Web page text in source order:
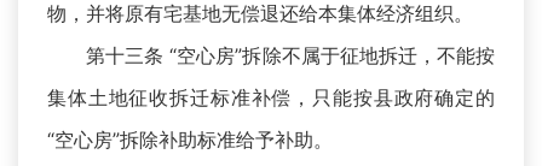
物，并将原有宅基地无偿退还给本集体经济组织。
第十三条 “空心房”拆除不属于征地拆迁，不能按
集体土地征收拆迁标准补偿，只能按县政府确定的
“空心房”拆除补助标准给予补助。